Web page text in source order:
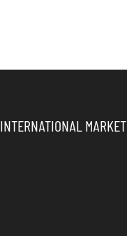
INTERNATIONAL MARKET